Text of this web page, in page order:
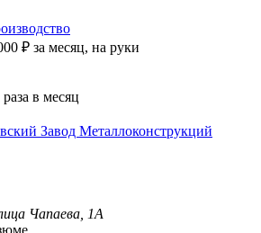
₽ за месяц, на руки
в месяц
Завод Металлоконструкций
Чапаева, 1А